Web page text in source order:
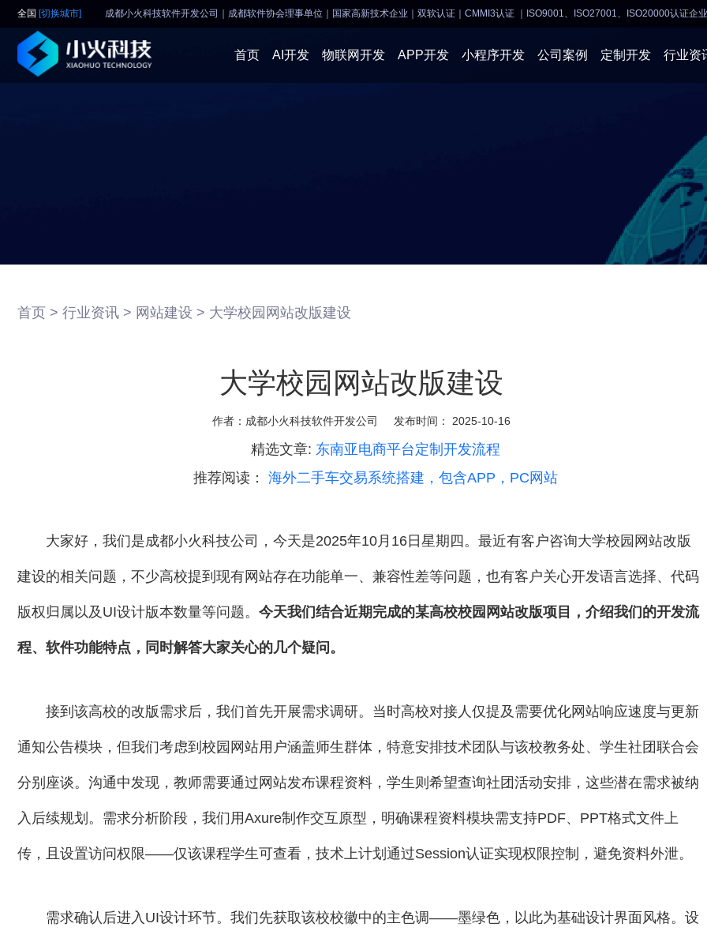
全国 [切换城市] 成都小火科技软件开发公司｜成都软件协会理事单位 国家高新技术企业｜双软认证｜CMMI3认证 ｜ISO9001、ISO27001、ISO20000认证企业
首页 AI开发 物联网开发 APP开发 小程序开发 公司案例 定制开发 行业资
小程序
系统开发
物联网
网站建设
企业经营
商业行情
首页 > 行业资讯 > 网站建设 > 大学校园网站改版建设
大学校园网站改版建设
作者： 成都小火科技软件开发公司 发布时间： 2025-10-16
精选文章: 东南亚电商平台定制开发流程
推荐阅读： 海外二手车交易系统搭建，包含APP，PC网站
大家好，我们是成都小火科技公司，今天是2025年10月16日星期四。最近有客户咨询大学校园网站改版
建设的相关问题，不少高校提到现有网站存在功能单一、兼容性差等问题，也有客户关心开发语言选择、代码
版权归属以及UI设计版本数量等问题。 今天我们结合近期完成的某高校校园网站改版项目，介绍我们的开发流
程、软件功能特点，同时解答大家关心的几个疑问。
接到该高校的改版需求后，我们首先开展需求调研。当时高校对接人仅提及需要优化网站响应速度与更新
通知公告模块，但我们考虑到校园网站用户涵盖师生群体，特意安排技术团队与该校教务处、学生社团联合会
分别座谈。沟通中发现，教师需要通过网站发布课程资料，学生则希望查询社团活动安排，这些潜在需求被纳
入后续规划。需求分析阶段，我们用Axure制作交互原型，明确课程资料模块需支持PDF、PPT格式文件上
传，且设置访问权限——仅该课程学生可查看，技术上计划通过Session认证实现权限控制，避免资料外泄。
需求确认后进入UI设计环节。我们先获取该校校徽中的主色调——墨绿色，以此为基础设计界面风格。设